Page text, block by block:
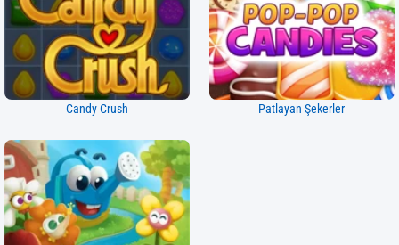
Candy Crush Patlayan Şekerler